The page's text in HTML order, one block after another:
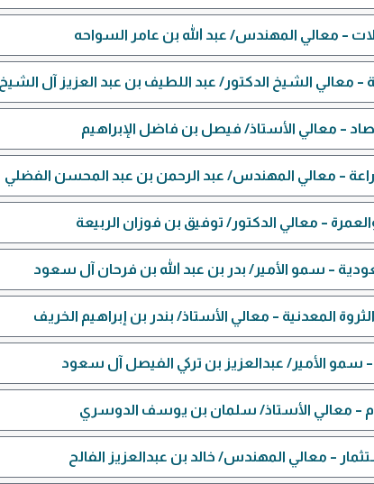
– معالي المهندس/ عبد الله بن عامر السواحه
معالي الشيخ الدكتور/ عبد اللطيف بن عبد العزيز آل الشيخ
– معالي الأستاذ/ فيصل بن فاضل الإبراهيم
– معالي المهندس/ عبد الرحمن بن عبد المحسن الفضلي
– معالي الدكتور/ توفيق بن فوزان الربيعة
– سمو الأمير/ بدر بن عبد الله بن فرحان آل سعود
المعدنية – معالي الأستاذ/ بندر بن إبراهيم الخريف
– سمو الأمير/ عبدالعزيز بن تركي الفيصل آل سعود
– معالي الأستاذ/ سلمان بن يوسف الدوسري
– معالي المهندس/ خالد بن عبدالعزيز الفالح